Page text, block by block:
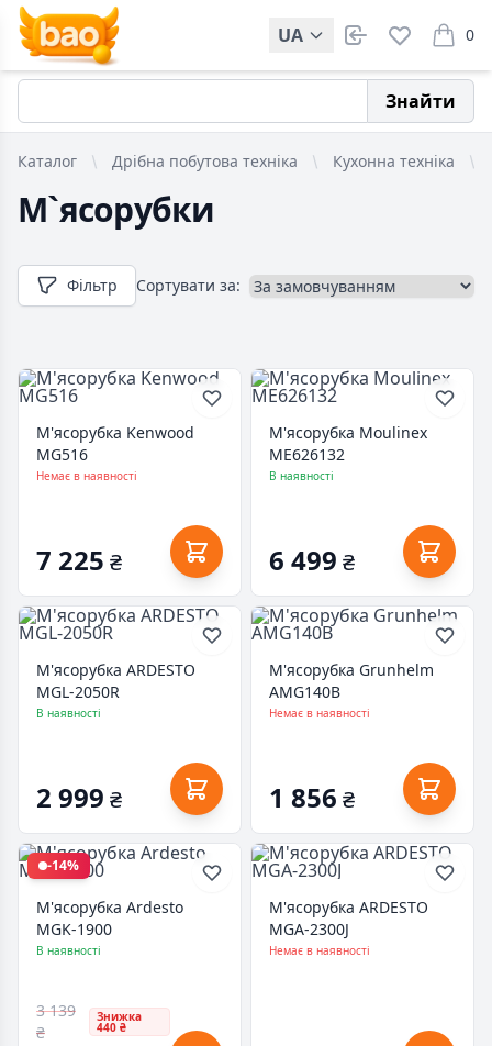
UA 0
items
Знайти
Каталог Дрібна побутова техніка Кухонна техніка
М`ясорубки
Фільтр Сортувати за:
М'ясорубка Kenwood
MG516
Немає в наявності
7 225 ₴
М'ясорубка Moulinex
ME626132
В наявності
6 499 ₴
М'ясорубка ARDESTO
MGL-2050R
В наявності
2 999 ₴
М'ясорубка Grunhelm
AMG140B
Немає в наявності
1 856 ₴
-14%
М'ясорубка Ardesto
MGK-1900
В наявності
3 139
₴
Знижка
440 ₴
М'ясорубка ARDESTO
MGA-2300J
Немає в наявності